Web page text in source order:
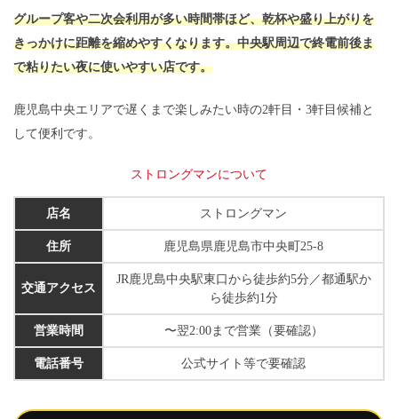
グループ客や二次会利用が多い時間帯ほど、乾杯や盛り上がりを
きっかけに距離を縮めやすくなります。中央駅周辺で終電前後ま
で粘りたい夜に使いやすい店です。
鹿児島中央エリアで遅くまで楽しみたい時の2軒目・3軒目候補と
して便利です。
ストロングマンについて
店名 ストロングマン
住所 鹿児島県鹿児島市中央町25-8
交通アクセス
JR鹿児島中央駅東口から徒歩約5分／都通駅か
ら徒歩約1分
営業時間 〜翌2:00まで営業（要確認）
電話番号 公式サイト等で要確認